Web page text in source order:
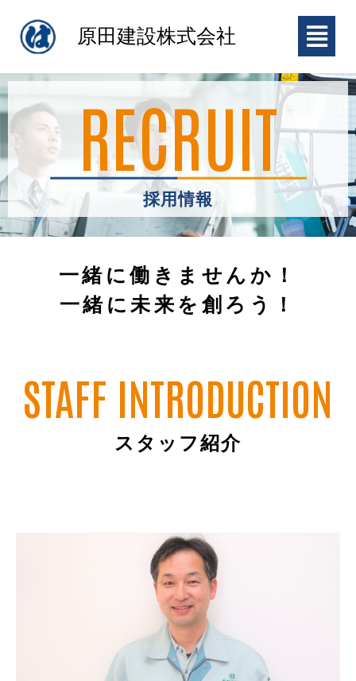
原田建設株式会社
RECRUIT
採用情報
一緒に働きませんか！
一緒に未来を創ろう！
STAFF INTRODUCTION
スタッフ紹介